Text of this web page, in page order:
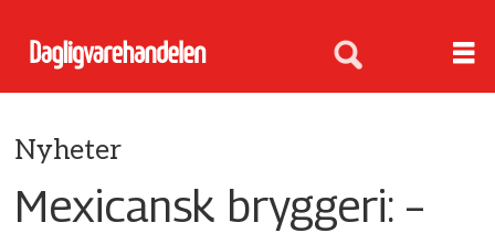
Nyheter
Mexicansk bryggeri: –